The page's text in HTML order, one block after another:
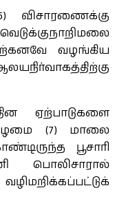
விசாரணைக்கு
வழங்கிய
ஏற்பாடுகளை
(7) மாலை
பூசாரி
பொலிசாரால்